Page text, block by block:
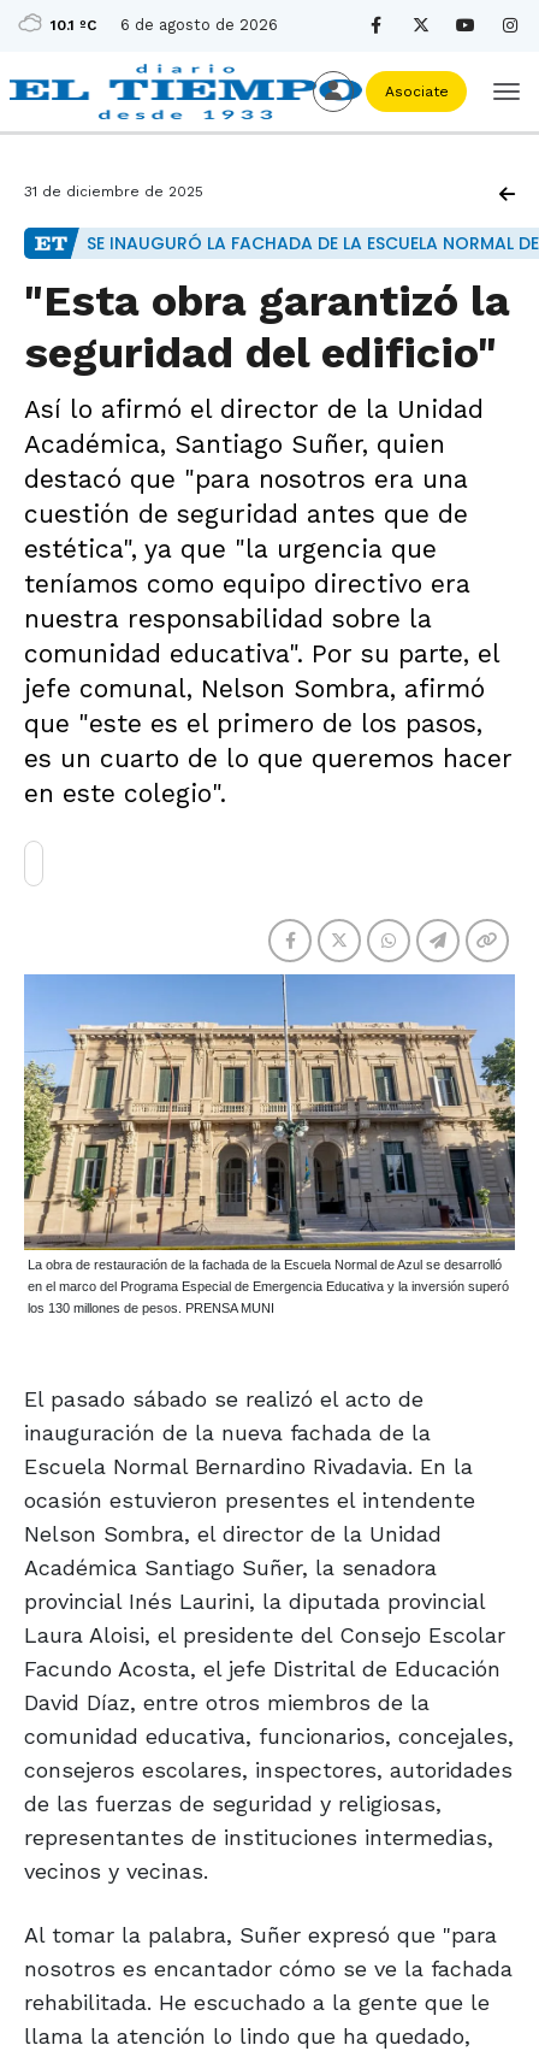
10.1 ºC 6 de agosto de 2026
Asociate
31 de diciembre de 2025
SE INAUGURÓ LA FACHADA DE LA ESCUELA NORMAL
"Esta obra garantizó la
seguridad del edificio"
Así lo afirmó el director de la Unidad
Académica, Santiago Suñer, quien
destacó que "para nosotros era una
cuestión de seguridad antes que de
estética", ya que "la urgencia que
teníamos como equipo directivo era
nuestra responsabilidad sobre la
comunidad educativa". Por su parte, el
jefe comunal, Nelson Sombra, afirmó
que "este es el primero de los pasos,
es un cuarto de lo que queremos hacer
en este colegio".
La obra de restauración de la fachada de la Escuela Normal de Azul se desarrolló
en el marco del Programa Especial de Emergencia Educativa y la inversión superó
los 130 millones de pesos. PRENSA MUNI
El pasado sábado se realizó el acto de
inauguración de la nueva fachada de la
Escuela Normal Bernardino Rivadavia. En la
ocasión estuvieron presentes el intendente
Nelson Sombra, el director de la Unidad
Académica Santiago Suñer, la senadora
provincial Inés Laurini, la diputada provincial
Laura Aloisi, el presidente del Consejo Escolar
Facundo Acosta, el jefe Distrital de Educación
David Díaz, entre otros miembros de la
comunidad educativa, funcionarios, concejales,
consejeros escolares, inspectores, autoridades
de las fuerzas de seguridad y religiosas,
representantes de instituciones intermedias,
vecinos y vecinas.
Al tomar la palabra, Suñer expresó que "para
nosotros es encantador cómo se ve la fachada
rehabilitada. He escuchado a la gente que le
llama la atención lo lindo que ha quedado,